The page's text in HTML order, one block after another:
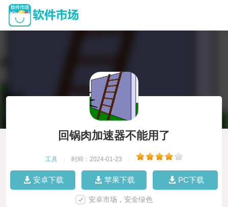
回锅肉加速器不能用了
工具 时间：2024-01-23
安卓下载 苹果下载 PC下载
安卓市场，安全绿色